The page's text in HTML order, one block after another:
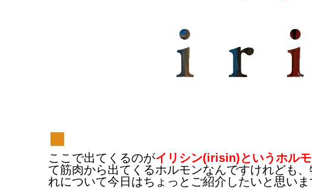
ここで出てくるのがイリシン(irisin)というホル
て筋肉から出てくるホルモンなんですけれども
れについて今日はちょっとご紹介したいと思いま